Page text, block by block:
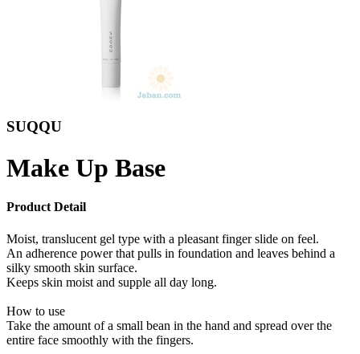
SUQQU
Make Up Base
Product Detail
Moist, translucent gel type with a pleasant finger slide on feel.
An adherence power that pulls in foundation and leaves behind a
silky smooth skin surface.
Keeps skin moist and supple all day long.
How to use
Take the amount of a small bean in the hand and spread over the
entire face smoothly with the fingers.